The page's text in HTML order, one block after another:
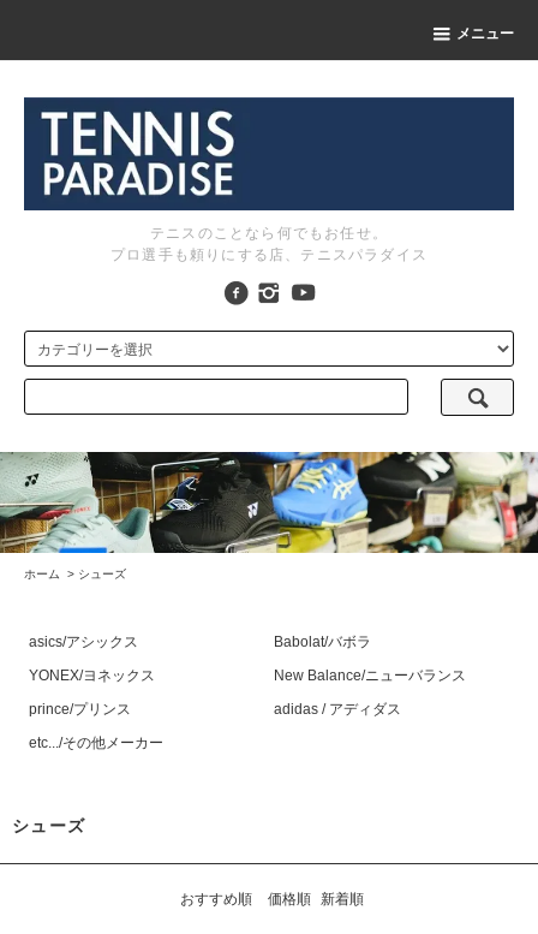
メニュー
テニスのことなら何でもお任せ。
プロ選手も頼りにする店、テニスパラダイス
ホーム > シューズ
asics/アシックス
Babolat/バボラ
YONEX/ヨネックス
New Balance/ニューバランス
prince/プリンス
adidas / アディダス
etc.../その他メーカー
シューズ
おすすめ順 価格順 新着順